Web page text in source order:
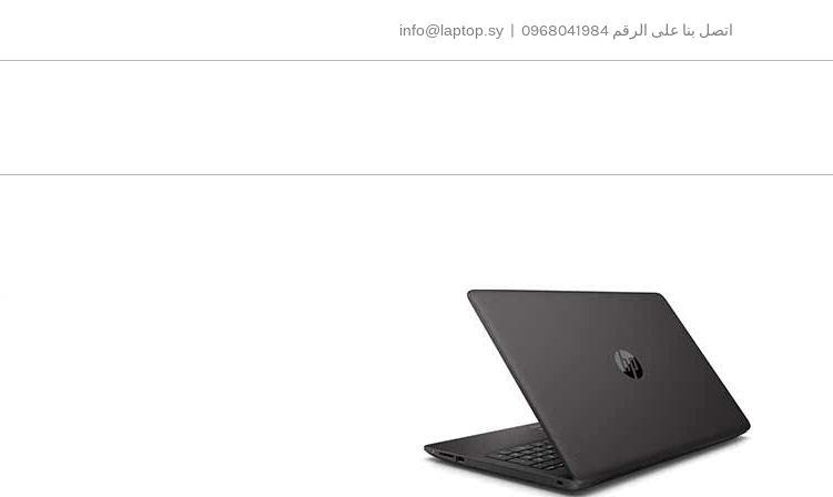
اتصل بنا على الرقم 0968041984 |
info@laptop.sy